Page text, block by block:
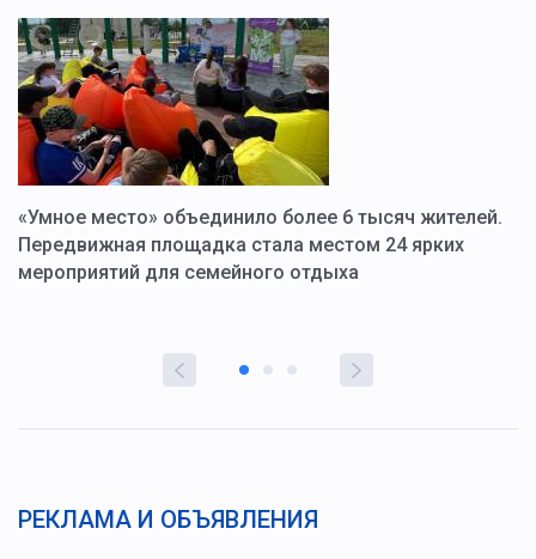
«Умное место» объединило более 6 тысяч жителей.
Передвижная площадка стала местом 24 ярких
мероприятий для семейного отдыха
РЕКЛАМА И ОБЪЯВЛЕНИЯ